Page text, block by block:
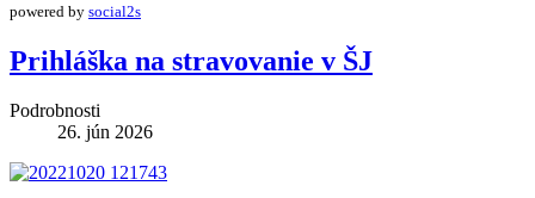
powered by social2s
Prihláška na stravovanie v ŠJ
Podrobnosti
26. jún 2026